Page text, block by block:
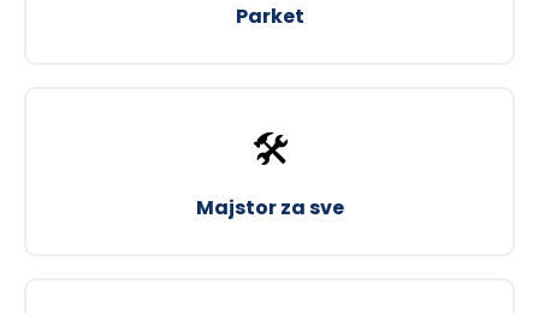
Parket
🛠️
Majstor za sve